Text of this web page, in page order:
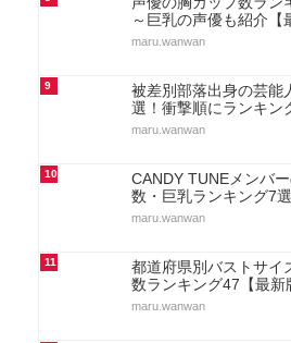
～巨乳の声優も紹介【
maru.wanwan
9
被差別部落出身の芸能
選！衝撃順にランキン
maru.wanwan
10
CANDY TUNEメンバ
数・巨乳ランキング7選
maru.wanwan
11
都道府県別バストサイ
数ランキング47【最新
maru.wanwan